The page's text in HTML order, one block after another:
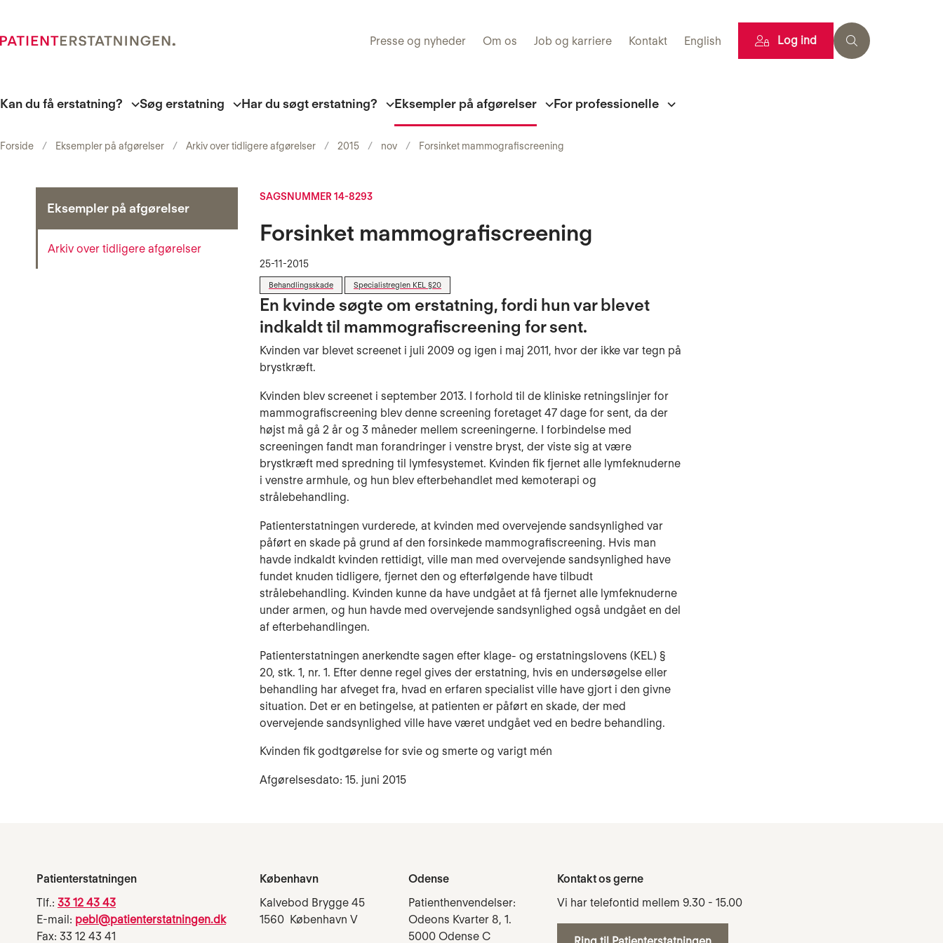
Presse og nyheder Om os Job og karriere Kontakt English Log ind
Kan du få erstatning? Søg erstatning Har du søgt erstatning? Eksempler på afgørelser For professionelle
Forside Eksempler på afgørelser Arkiv over tidligere afgørelser 2015 nov Forsinket mammografiscreening
Eksempler på afgørelser
Arkiv over tidligere afgørelser
SAGSNUMMER 14-8293
Forsinket mammografiscreening
25-11-2015
Behandlingsskade Specialistreglen KEL §20
En kvinde søgte om erstatning, fordi hun var blevet
indkaldt til mammografiscreening for sent.
Kvinden var blevet screenet i juli 2009 og igen i maj 2011, hvor der ikke var tegn på
brystkræft.
Kvinden blev screenet i september 2013. I forhold til de kliniske retningslinjer for
mammografiscreening blev denne screening foretaget 47 dage for sent, da der
højst må gå 2 år og 3 måneder mellem screeningerne. I forbindelse med
screeningen fandt man forandringer i venstre bryst, der viste sig at være
brystkræft med spredning til lymfesystemet. Kvinden fik fjernet alle lymfeknuderne
i venstre armhule, og hun blev efterbehandlet med kemoterapi og
strålebehandling.
Patienterstatningen vurderede, at kvinden med overvejende sandsynlighed var
påført en skade på grund af den forsinkede mammografiscreening. Hvis man
havde indkaldt kvinden rettidigt, ville man med overvejende sandsynlighed have
fundet knuden tidligere, fjernet den og efterfølgende have tilbudt
strålebehandling. Kvinden kunne da have undgået at få fjernet alle lymfeknuderne
under armen, og hun havde med overvejende sandsynlighed også undgået en del
af efterbehandlingen.
Patienterstatningen anerkendte sagen efter klage- og erstatningslovens (KEL) §
20, stk. 1, nr. 1. Efter denne regel gives der erstatning, hvis en undersøgelse eller
behandling har afveget fra, hvad en erfaren specialist ville have gjort i den givne
situation. Det er en betingelse, at patienten er påført en skade, der med
overvejende sandsynlighed ville have været undgået ved en bedre behandling.
Kvinden fik godtgørelse for svie og smerte og varigt mén
Afgørelsesdato: 15. juni 2015
Patienterstatningen
Tlf.: 33 12 43 43
E-mail: pebl@patienterstatningen.dk
Fax: 33 12 43 41
København
Kalvebod Brygge 45
1560 København V
Odense
Patienthenvendelser:
Odeons Kvarter 8, 1.
5000 Odense C
Kontakt os gerne
Vi har telefontid mellem 9.30 - 15.00